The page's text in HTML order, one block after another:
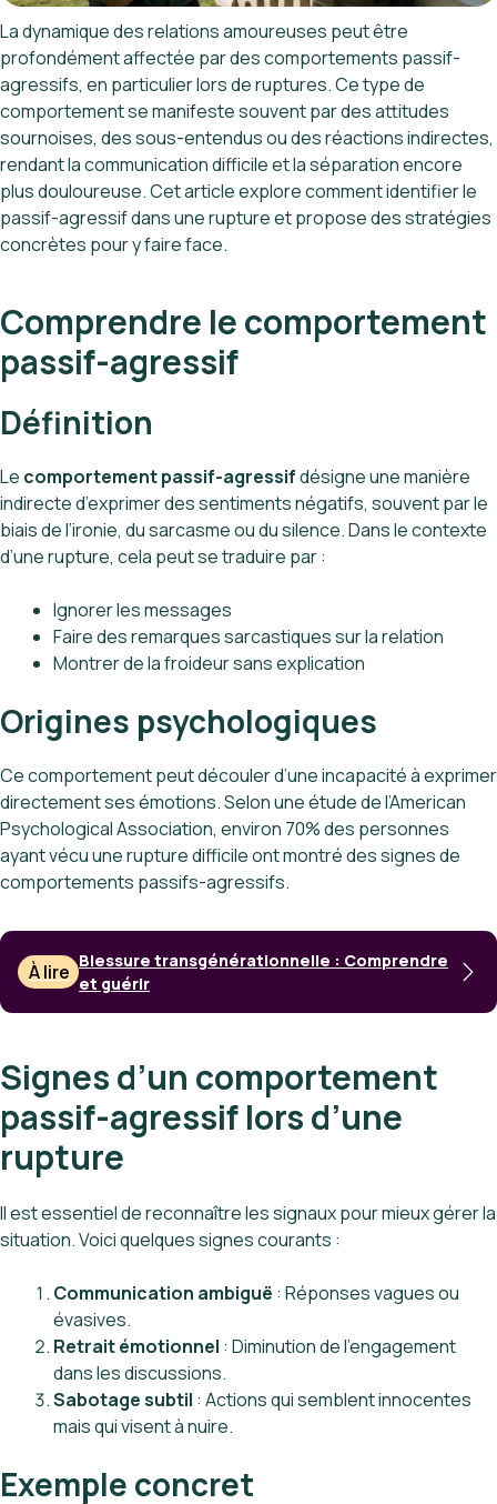
La dynamique des relations amoureuses peut être
profondément affectée par des comportements passif-
agressifs, en particulier lors de ruptures. Ce type de
comportement se manifeste souvent par des attitudes
sournoises, des sous-entendus ou des réactions indirectes,
rendant la communication difficile et la séparation encore
plus douloureuse. Cet article explore comment identifier le
passif-agressif dans une rupture et propose des stratégies
concrètes pour y faire face.
Comprendre le comportement
passif-agressif
Définition
Le comportement passif-agressifdésigne une manière
indirecte d’exprimer des sentiments négatifs, souvent par le
biais de l’ironie, du sarcasme ou du silence. Dans le contexte
d’une rupture, cela peut se traduire par :
Ignorer les messages
Faire des remarques sarcastiques sur la relation
Montrer de la froideur sans explication
Origines psychologiques
Ce comportement peut découler d’une incapacité à exprimer
directement ses émotions. Selon une étude de l’American
Psychological Association, environ 70% des personnes
ayant vécu une rupture difficile ont montré des signes de
comportements passifs-agressifs.
À lire Blessure transgénérationnelle : Comprendre
et guérir
Signes d’un comportement
passif-agressif lors d’une
rupture
Il est essentiel de reconnaître les signaux pour mieux gérer la
situation. Voici quelques signes courants :
Communication ambiguë : Réponses vagues ou
évasives.
Retrait émotionnel : Diminution de l’engagement
dans les discussions.
Sabotage subtil : Actions qui semblent innocentes
mais qui visent à nuire.
Exemple concret